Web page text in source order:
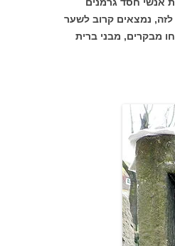
לזה, נמצאים קרוב לשער
מבקרים, מבני ברית